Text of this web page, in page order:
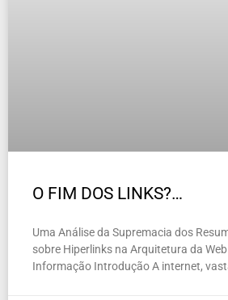
O FIM DOS LINKS?…
Uma Análise da Supremacia dos
sobre Hiperlinks na Arquitetura da
Informação Introdução A internet,